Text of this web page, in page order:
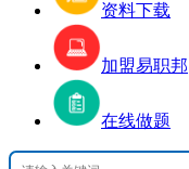
资料下载
加盟易职邦
在线做题